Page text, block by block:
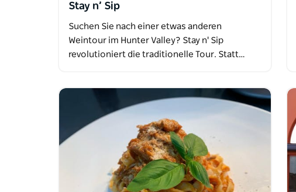
Stay n’ Sip
Suchen Sie nach einer etwas anderen
Weintour im Hunter Valley? Stay n' Sip
revolutioniert die traditionelle Tour. Statt…